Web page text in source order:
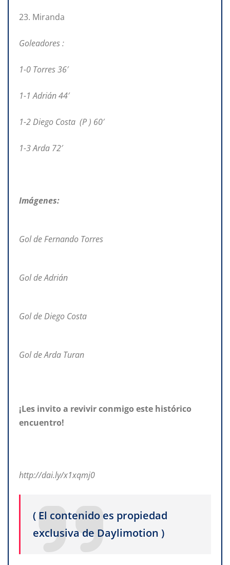
23. Miranda
Goleadores :
1-0 Torres 36′
1-1 Adrián 44′
1-2 Diego Costa (P ) 60′
1-3 Arda 72′
Imágenes:
Gol de Fernando Torres
Gol de Adrián
Gol de Diego Costa
Gol de Arda Turan
¡Les invito a revivir conmigo este histórico
encuentro!
http://dai.ly/x1xqmj0
( El contenido es propiedad
exclusiva de Daylimotion )